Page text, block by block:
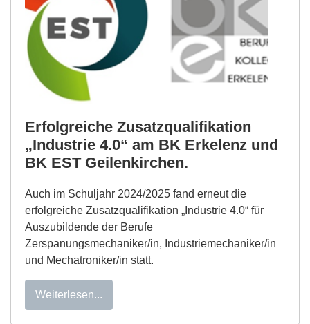
Erfolgreiche Zusatzqualifikation
„Industrie 4.0“ am BK Erkelenz und
BK EST Geilenkirchen.
Auch im Schuljahr 2024/2025 fand erneut die
erfolgreiche Zusatzqualifikation „Industrie 4.0“ für
Auszubildende der Berufe
Zerspanungsmechaniker/in, Industriemechaniker/in
und Mechatroniker/in statt.
Weiterlesen...